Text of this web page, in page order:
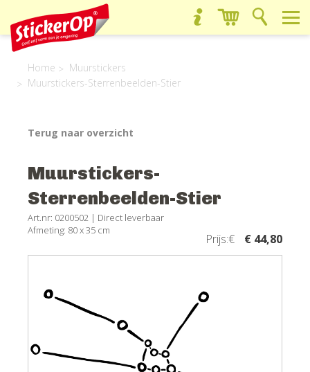
Home
Muurstickers
Muurstickers-Sterrenbeelden-Stier
Terug naar overzicht
Muurstickers-
Sterrenbeelden-Stier
Art.nr: 0200502 | Direct leverbaar
Afmeting: 80 x 35 cm
Prijs:€ € 44,80